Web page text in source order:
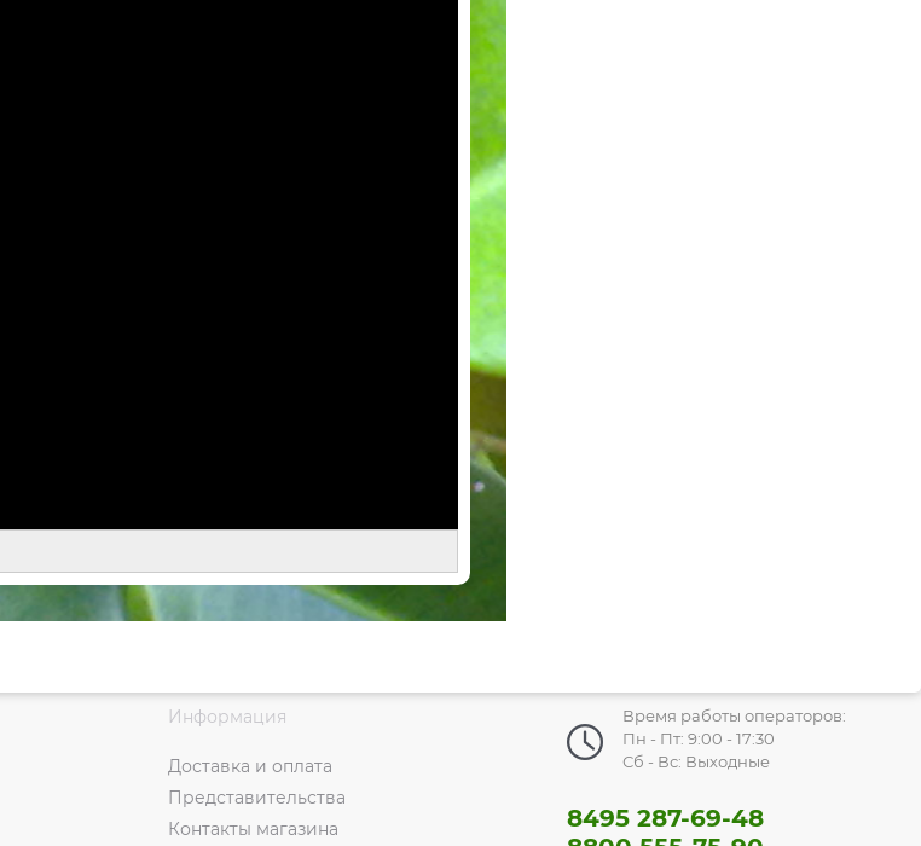
Информация
Доставка и оплата
Представительства
Контакты магазина
Время работы операторов:
Пн - Пт: 9:00 - 17:30
Сб - Вс: Выходные
8495 287-69-48